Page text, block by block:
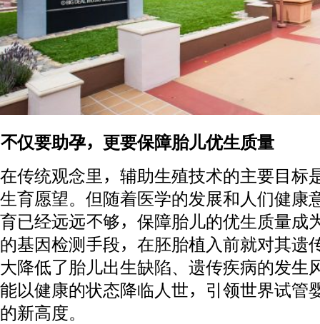
不仅要助孕，更要保障胎儿优生质量
在传统观念里，辅助生殖技术的主要目标
生育愿望。但随着医学的发展和人们健康
育已经远远不够，保障胎儿的优生质量成
的基因检测手段，在胚胎植入前就对其遗
大降低了胎儿出生缺陷、遗传疾病的发生
能以健康的状态降临人世，引领世界试管
的新高度。